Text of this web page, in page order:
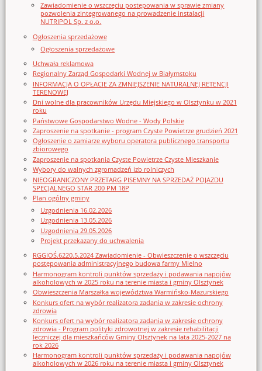
Zawiadomienie o wszczęciu postępowania w sprawie zmiany
pozwolenia zintegrowanego na prowadzenie instalacji
NUTRIPOL Sp. z o.o.
Ogłoszenia sprzedażowe
Ogłoszenia sprzedażowe
Uchwała reklamowa
Regionalny Zarząd Gospodarki Wodnej w Białymstoku
INFORMACJA O OPŁACIE ZA ZMNIEJSZENIE NATURALNEJ RETENCJI
TERENOWEJ
Dni wolne dla pracowników Urzędu Miejskiego w Olsztynku w 2021
roku
Państwowe Gospodarstwo Wodne - Wody Polskie
Zaproszenie na spotkanie - program Czyste Powietrze grudzień 2021
Ogłoszenie o zamiarze wyboru operatora publicznego transportu
zbiorowego
Zaproszenie na spotkania Czyste Powietrze Czyste Mieszkanie
Wybory do walnych zgromadzeń izb rolniczych
NIEOGRANICZONY PRZETARG PISEMNY NA SPRZEDAŻ POJAZDU
SPECJALNEGO STAR 200 PM 18P
Plan ogólny gminy
Uzgodnienia 16.02.2026
Uzgodnienia 13.05.2026
Uzgodnienia 29.05.2026
Projekt przekazany do uchwalenia
RGGIOŚ.6220.5.2024 Zawiadomienie - Obwieszczenie o wszczęciu
postępowania administracyjnego budowa farmy Mielno
Harmonogram kontroli punktów sprzedaży i podawania napojów
alkoholowych w 2025 roku na terenie miasta i gminy Olsztynek
Obwieszczenia Marszałka województwa Warmińsko-Mazurskiego
Konkurs ofert na wybór realizatora zadania w zakresie ochrony
zdrowia
Konkurs ofert na wybór realizatora zadania w zakresie ochrony
zdrowia - Program polityki zdrowotnej w zakresie rehabilitacji
leczniczej dla mieszkańców Gminy Olsztynek na lata 2025-2027 na
rok 2026
Harmonogram kontroli punktów sprzedaży i podawania napojów
alkoholowych w 2026 roku na terenie miasta i gminy Olsztynek